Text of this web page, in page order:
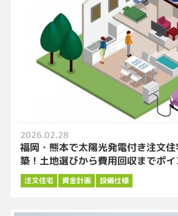
2026.02.28
福岡・熊本で太陽光発電付き注文
築！土地選びから費用回収までポ
注文住宅 資金計画 設備仕様